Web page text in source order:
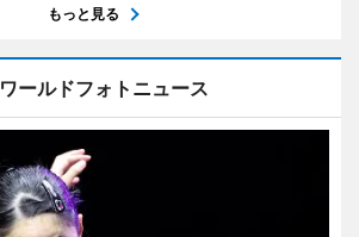
もっと見る
ワールドフォトニュース